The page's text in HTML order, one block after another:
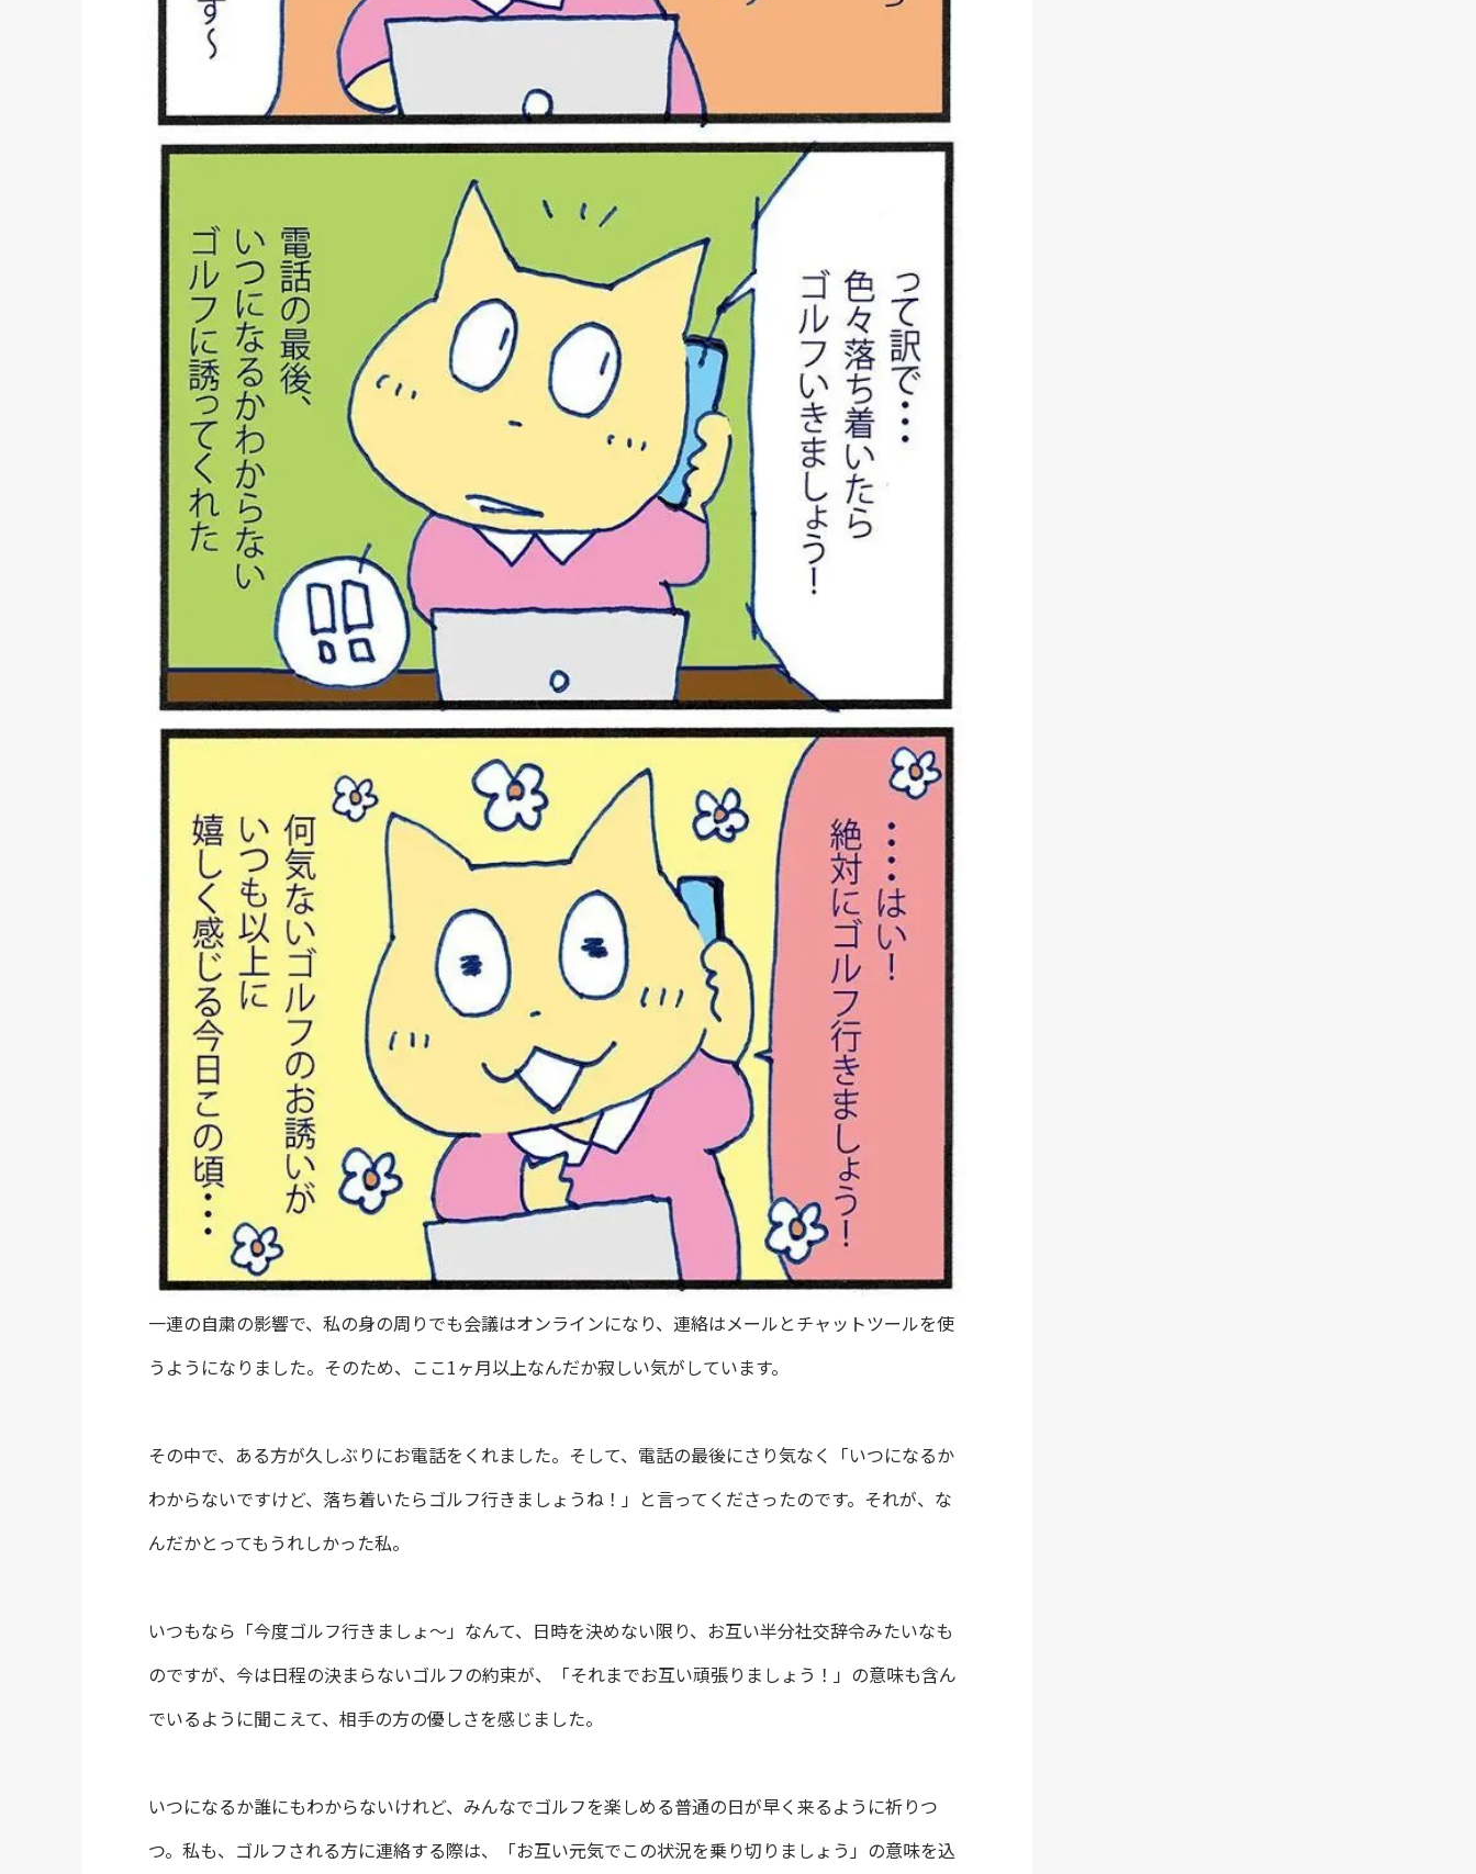
一連の自粛の影響で、私の身の周りでも会議はオンラインになり、連絡はメールとチャットツールを使
うようになりました。そのため、ここ1ヶ月以上なんだか寂しい気がしています。
その中で、ある方が久しぶりにお電話をくれました。そして、電話の最後にさり気なく「いつになるか
わからないですけど、落ち着いたらゴルフ行きましょうね！」と言ってくださったのです。それが、な
んだかとってもうれしかった私。
いつもなら「今度ゴルフ行きましょ〜」なんて、日時を決めない限り、お互い半分社交辞令みたいなも
のですが、今は日程の決まらないゴルフの約束が、「それまでお互い頑張りましょう！」の意味も含ん
でいるように聞こえて、相手の方の優しさを感じました。
いつになるか誰にもわからないけれど、みんなでゴルフを楽しめる普通の日が早く来るように祈りつ
つ。私も、ゴルフされる方に連絡する際は、「お互い元気でこの状況を乗り切りましょう」の意味を込